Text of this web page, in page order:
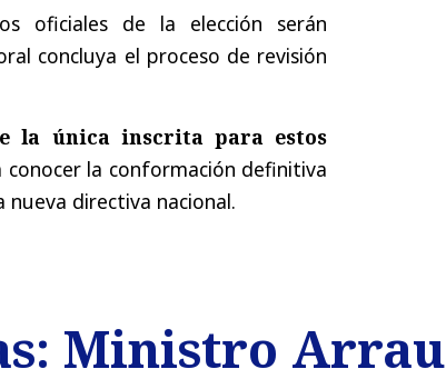
oficiales de la elección serán
concluya el proceso de revisión
la única inscrita para estos
la conformación definitiva
nueva directiva nacional.
Ministro Arrau